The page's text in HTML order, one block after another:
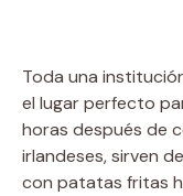
Toda una
el lugar perfecto
horas después de
irlandeses, sirven
con patatas fritas